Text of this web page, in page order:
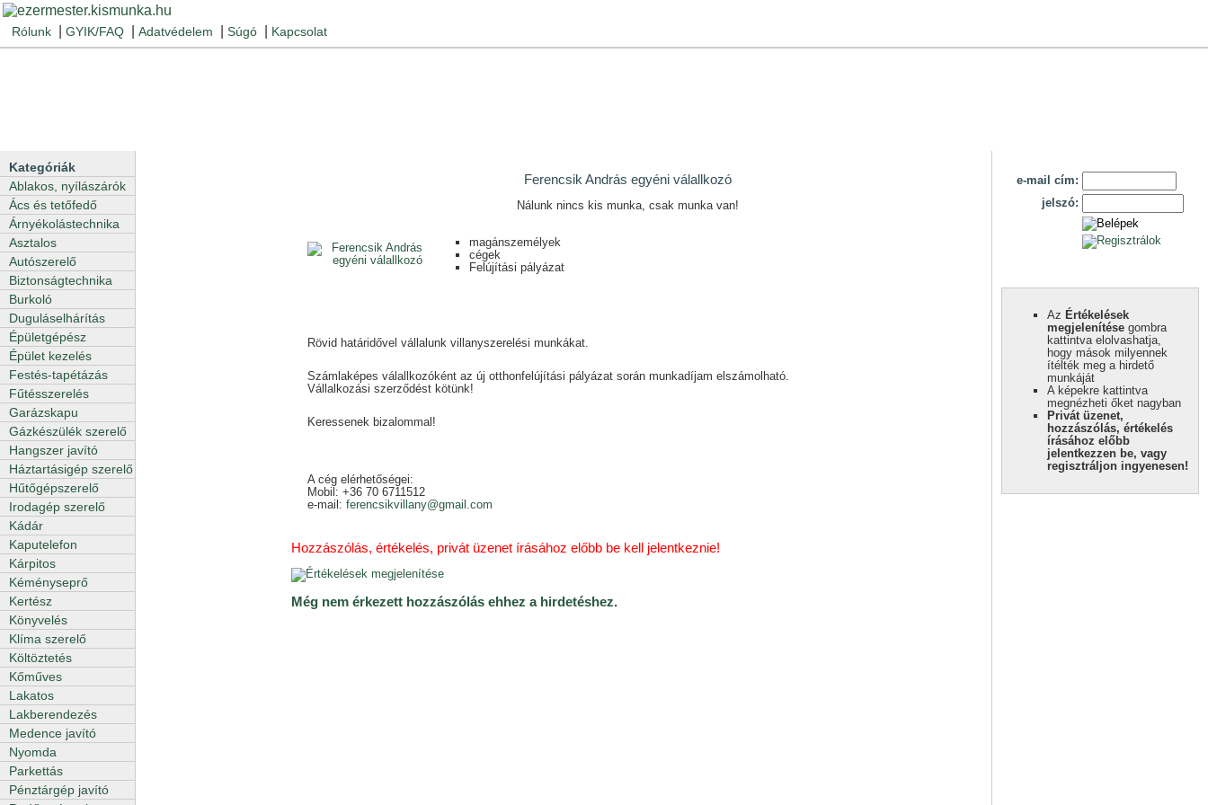
Rólunk GYIK/FAQ Adatvédelem Súgó Kapcsolat
e-mail cím:
jelszó:
Az Értékelések
megjelenítése gombra
kattintva elolvashatja,
hogy mások milyennek
ítélték meg a hirdető
munkáját
A képekre kattintva
megnézheti őket nagyban
Privát üzenet,
hozzászólás, értékelés
írásához előbb
jelentkezzen be, vagy
regisztráljon ingyenesen!
Kategóriák
Ablakos, nyílászárók
Ács és tetőfedő
Árnyékolástechnika
Asztalos
Autószerelő
Biztonságtechnika
Burkoló
Duguláselhárítás
Épületgépész
Épület kezelés
Festés-tapétázás
Fűtésszerelés
Garázskapu
Gázkészülék szerelő
Hangszer javító
Háztartásigép szerelő
Hűtőgépszerelő
Irodagép szerelő
Kádár
Kaputelefon
Kárpitos
Kéményseprő
Kertész
Könyvelés
Klíma szerelő
Költöztetés
Kőműves
Lakatos
Lakberendezés
Medence javító
Nyomda
Parkettás
Pénztárgép javító
Ferencsik András egyéni válallkozó
Nálunk nincs kis munka, csak munka van!
magánszemélyek
cégek
Felújítási pályázat
Rövid határidővel vállalunk villanyszerelési munkákat.
Számlaképes válallkozóként az új otthonfelújítási pályázat során munkadíjam elszámolható.
Vállalkozási szerződést kötünk!
Keressenek bizalommal!
A cég elérhetőségei:
Mobil: +36 70 6711512
e-mail: ferencsikvillany@gmail.com
Hozzászólás, értékelés, privát üzenet írásához előbb be kell jelentkeznie!
Még nem érkezett hozzászólás ehhez a hirdetéshez.